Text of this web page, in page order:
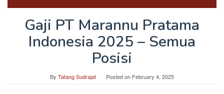
Gaji PT Marannu Pratama
Indonesia 2025 – Semua
Posisi
By Tatang Sudrajat Posted on February 4, 2025